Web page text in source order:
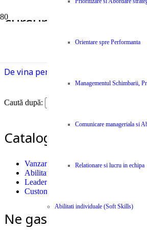
Orientare spre Performanta
Managementul Schimbarii,
Comunicare manageriala si
Relationare si lucru in echipa
Abilitati individuale (Soft Skills)
cursuri comunicare
cursuri comunicare manageriala
De vina pentru slaba implicare a
Caută după:
Catalog Cursuri si
Vanzari
Abilitati individuale (Soft Skills)
Leadership
Customer Care
Ne gasiti si pe Facebook